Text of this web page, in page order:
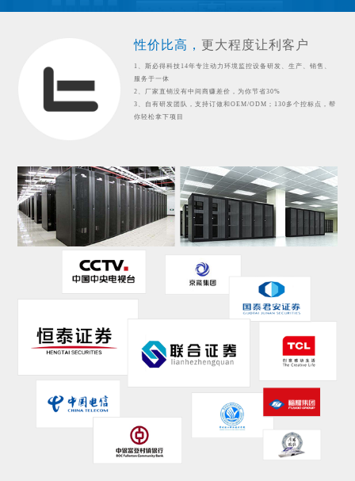
性价比高， 更大程度让利客户
1、斯必得科技14年专注动力环境监控设备研发、生产、销售、
服务于一体
2、厂家直销没有中间商赚差价，为你节省30%
3、自有研发团队，支持订做和OEM/ODM；130多个控标点，帮
你轻松拿下项目